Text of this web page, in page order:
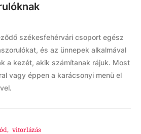
székesfehérvári csoport egész
és az ünnepek alkalmával
a kezét, akik számítanak rájuk. Most
vagy éppen a karácsonyi menü el
, vitorlázás